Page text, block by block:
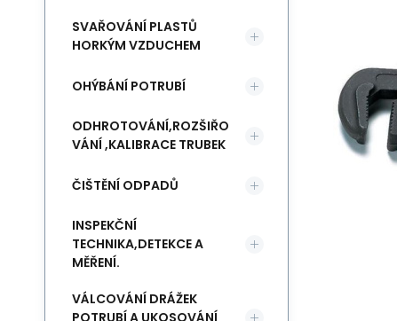
SVAŘOVÁNÍ PLASTŮ
HORKÝM VZDUCHEM
OHÝBÁNÍ POTRUBÍ
ODHROTOVÁNÍ,ROZŠIŘO
VÁNÍ ,KALIBRACE TRUBEK
ČIŠTĚNÍ ODPADŮ
INSPEKČNÍ
TECHNIKA,DETEKCE A
MĚŘENÍ.
VÁLCOVÁNÍ DRÁŽEK
POTRUBÍ A UKOSOVÁNÍ